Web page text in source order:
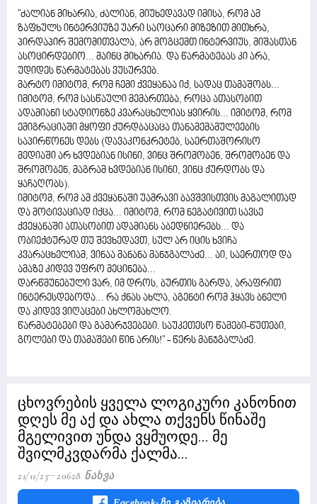
"ძალიან მიხარია, ძალიან, მიუხედავად იმისა, რომ ამ
ზაფხულს ინტერვიუზე უარი საოცარი მიზეზით მითხრა,
პირდაპირ შემომითვალა, არ მოგცემთ ინტერვიუს, მიშასთან
ასოცირდებიო... მაინც მიხარია. და წარმატებას კი არა,
უდიდეს წარმატებას ვუსურვებ.
მარტო იმიტომ, რომ ჩემი ქვეყანაა იქ, სადაც თამაშობს...
იმიტომ, რომ სასწაული მემართება, როცა ათასობით
ადამიანი სტადიონზე კვარაცხელიას ყვირის... იმიტომ, რომ
ემიგრაციაში მყოფი ქურდბაცაცა თანამემამულეების
საპირწონეს დებს (დავაკონკრეტებ, საერთაშორისო
მედიაში არ ხვდებიან ისინი, ვინც შრომობენ, შრომობენ და
შრომობენ, მაგრამ ხვდებიან ისინი, ვინც ქურდობს და
ყაჩაღობს).
იმიტომ, რომ ამ ქვეყანაში უამრავი ბავშვისთვის მაგალითად
და მოტივაციად იქცა... იმიტომ, რომ ნეგატივით სავსე
ქვეყანაში ათასობით ადამიანს აბედნიერებს... და
ობიექტურად თუ შევხედავთ, სულ არ იცის ხვიჩა
კვარაცხელიამ, ვინაა მანანა მანჯგალაძე... აი, საერთოდ და
ამაზე კიდევ უფრო მეცინება...
დარწმუნებული ვარ, იმ დროს, ბურთის გარდა, არაფრით
ინტერესდებოდა... რა ქნას ახლა, აგენტი რომ ჰყავს ბნელი
და კიდევ ვიღაცები ახლომახლო.
წარმატებები და გამარჯვებები. საუკეთესო წამები-წუთები,
გოლები და თამაშები წინ არის!" - წერს მანჯგალაძე.
ცხოვრების ყველა ლოგიკური კანონით
დღეს მე აქ და ახლა თქვენს წინაშე
მგელივით უნდა ვყმუოდე... მე
შვილმკვდარმა ქალმა...
21/11/23 20628 Ნახვა